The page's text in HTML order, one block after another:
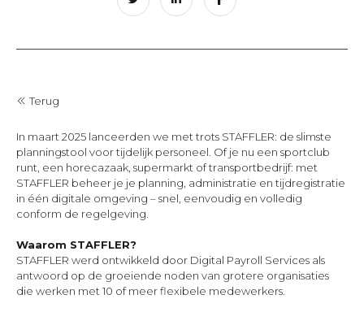
Terug
In maart 2025 lanceerden we met trots STAFFLER: de slimste
planningstool voor tijdelijk personeel. Of je nu een sportclub
runt, een horecazaak, supermarkt of transportbedrijf: met
STAFFLER beheer je je planning, administratie en tijdregistratie
in één digitale omgeving – snel, eenvoudig en volledig
conform de regelgeving.
Waarom STAFFLER?
STAFFLER werd ontwikkeld door Digital Payroll Services als
antwoord op de groeiende noden van grotere organisaties
die werken met 10 of meer flexibele medewerkers.